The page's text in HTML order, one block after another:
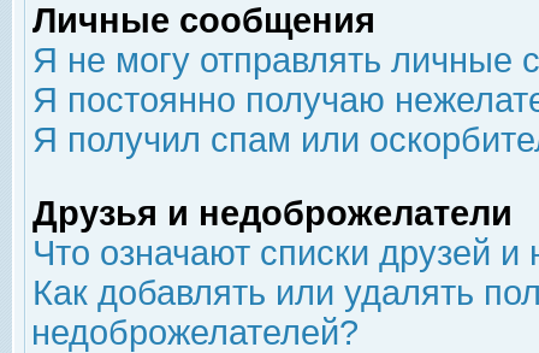
Личные сообщения
Я не могу отправлять личные
Я постоянно получаю
Я получил спам или
Друзья и недоброжелатели
Что означают списки друзей
Как добавлять или удалять
недоброжелателей?